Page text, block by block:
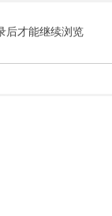
后才能继续浏览